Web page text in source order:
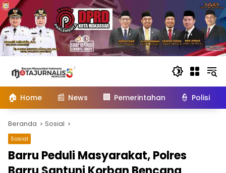
konten
🏠 Home 📰 News 🏢 Pemerintahan 👮 Polisi
Beranda Sosial
Sosial
Barru Peduli Masyarakat, Polres